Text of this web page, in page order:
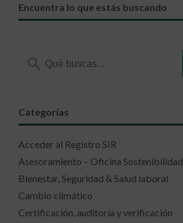
Encuentra lo que estás buscando
Categorías
Acceder al Registro SIR
Asesoramiento – Oficina Sostenibilidad
Bienestar, Seguridad & Salud laboral
Cambio climático
Certificación, auditoría y verificación